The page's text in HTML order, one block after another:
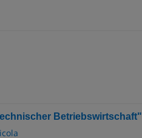
Betriebswirtschaft"